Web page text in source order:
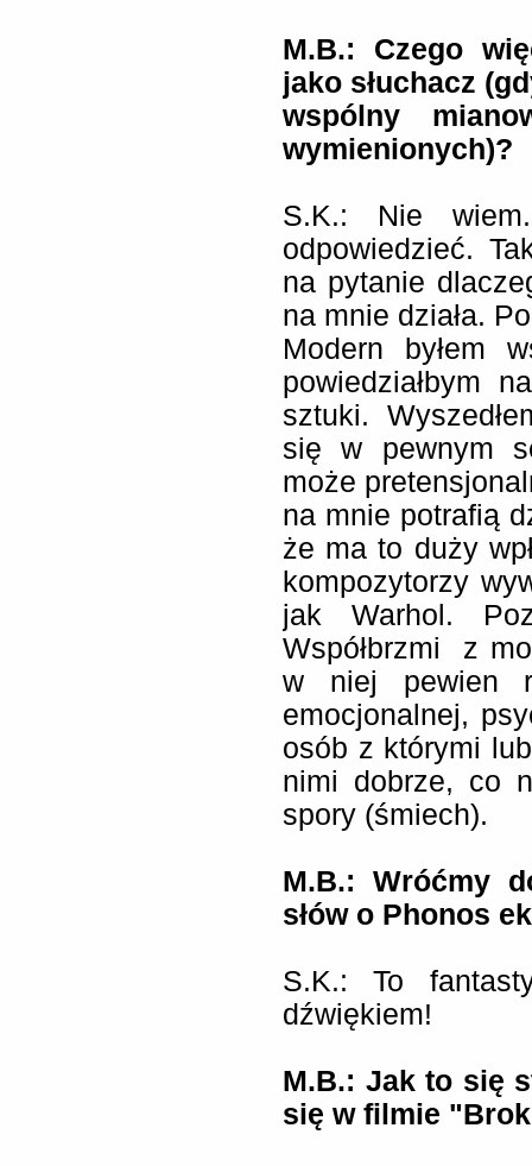
M.B.: Czego
jako słuchacz
wspólny
wymienionych)?
S.K.: Nie
odpowiedzieć.
na pytanie
na mnie działa.
Modern byłem
powiedziałbym
sztuki.
się w pewnym
może
na mnie potrafią
że ma to duży
kompozytorzy
jak Warhol.
Współbrzmi z
w niej pewien
emocjonalnej,
osób z którymi
nimi dobrze, co
spory (śmiech).
M.B.: Wróćmy
słów o Phonos
S.K.: To
dźwiękiem!
M.B.: Jak to się
się w filmie